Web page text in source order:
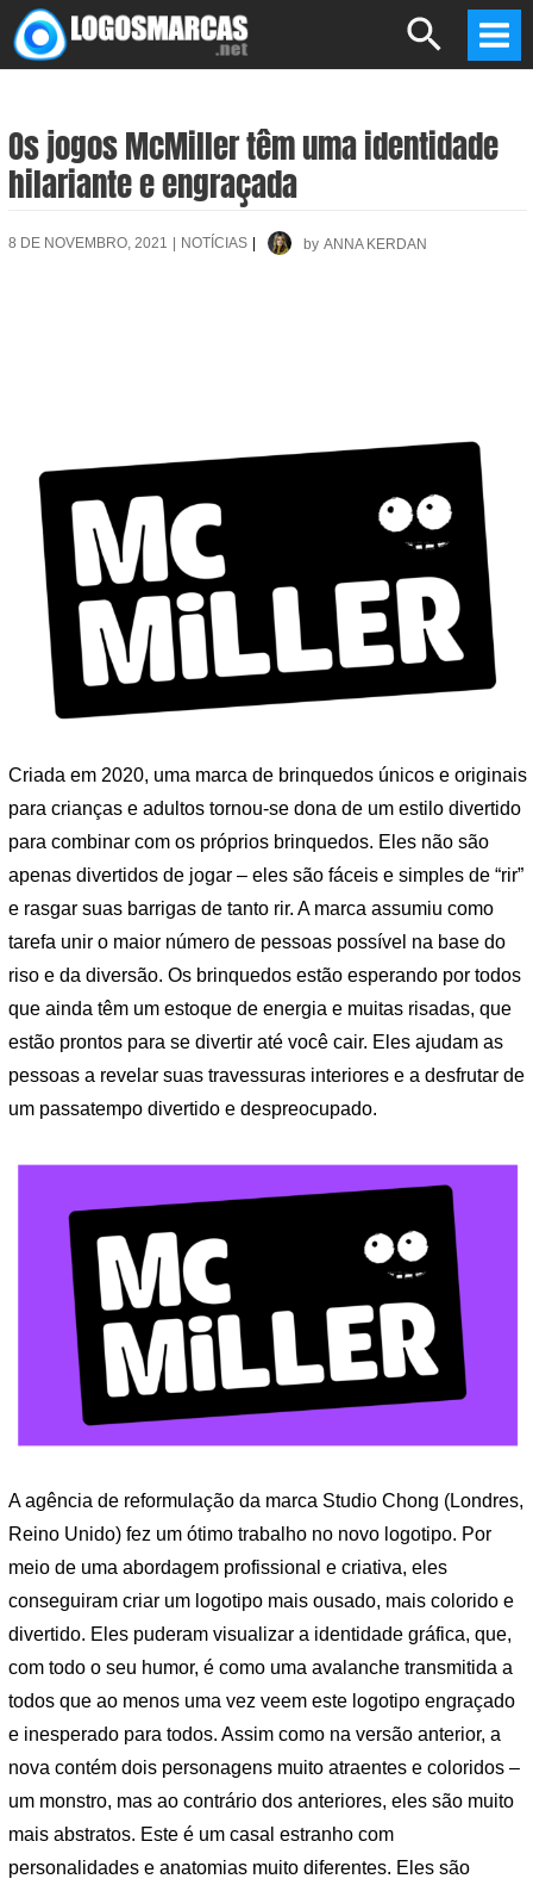
Skip
to
Search
Os jogos McMiller têm uma identidade
hilariante e engraçada
8 DE NOVEMBRO, 2021 NOTÍCIAS by ANNA KERDAN
Criada em 2020, uma marca de brinquedos únicos e originais
para crianças e adultos tornou-se dona de um estilo divertido
para combinar com os próprios brinquedos. Eles não são
apenas divertidos de jogar – eles são fáceis e simples de “rir”
e rasgar suas barrigas de tanto rir. A marca assumiu como
tarefa unir o maior número de pessoas possível na base do
riso e da diversão. Os brinquedos estão esperando por todos
que ainda têm um estoque de energia e muitas risadas, que
estão prontos para se divertir até você cair. Eles ajudam as
pessoas a revelar suas travessuras interiores e a desfrutar de
um passatempo divertido e despreocupado.
A agência de reformulação da marca Studio Chong (Londres,
Reino Unido) fez um ótimo trabalho no novo logotipo. Por
meio de uma abordagem profissional e criativa, eles
conseguiram criar um logotipo mais ousado, mais colorido e
divertido. Eles puderam visualizar a identidade gráfica, que,
com todo o seu humor, é como uma avalanche transmitida a
todos que ao menos uma vez veem este logotipo engraçado
e inesperado para todos. Assim como na versão anterior, a
nova contém dois personagens muito atraentes e coloridos –
um monstro, mas ao contrário dos anteriores, eles são muito
mais abstratos. Este é um casal estranho com
personalidades e anatomias muito diferentes. Eles são